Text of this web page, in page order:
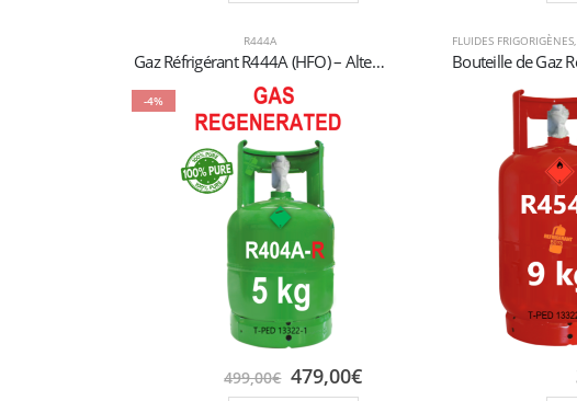
R444A
Gaz Réfrigérant R444A (HFO) – Alternative Haute Performance à faible GWP per l’Automobile et la Climatisation Spéciale
FLUIDES FRIGORIGÈNES,
-4%
499,00€ 479,00€